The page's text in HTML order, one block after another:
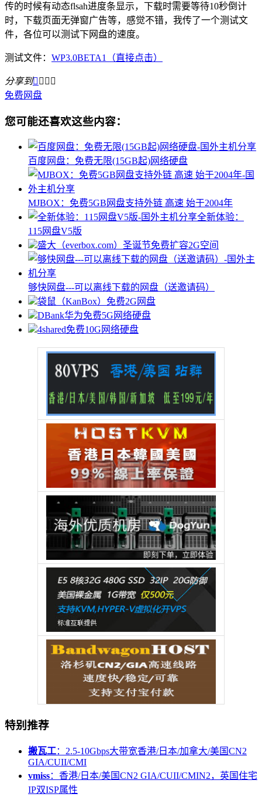
传的时候有动态flsah进度条显示，下载时需要等待10秒倒计
时，下载页面无弹窗广告等，感觉不错，我传了一个测试文
件，各位可以测试下网盘的速度。
测试文件： WP3.0BETA1（直接点击）
分享到   
免费网盘
您可能还喜欢这些内容：
百度网盘：免费无限(15GB起)网络硬盘
MJBOX：免费5GB网盘支持外链 高速 始于2004年
全新体验：
115网盘V5版
盛大（everbox.com）圣诞节免费扩容2G空间
够快网盘---可以离线下载的网盘（送邀请码）
袋鼠（KanBox）免费2G网盘
DBank华为免费5G网络硬盘
4shared免费10G网络硬盘
特别推荐
搬瓦工：2.5-10Gbps大带宽香港/日本/加拿大/美国CN2
GIA/CUII/CMI
vmiss：香港/日本/美国CN2 GIA/CUII/CMIN2，英国住宅
IP双ISP属性